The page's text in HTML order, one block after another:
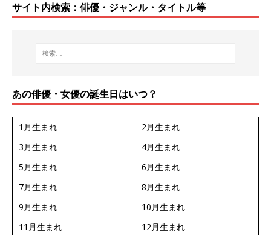
サイト内検索：俳優・ジャンル・タイトル等
あの俳優・女優の誕生日はいつ？
1月生まれ
2月生まれ
3月生まれ
4月生まれ
5月生まれ
6月生まれ
7月生まれ
8月生まれ
9月生まれ
10月生まれ
11月生まれ
12月生まれ